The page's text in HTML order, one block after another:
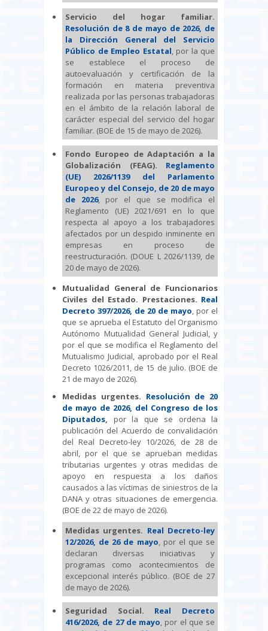
Servicio del hogar familiar.
Resolución de 8 de mayo de 2026, de
la Dirección General del Servicio
Público de Empleo Estatal, por la que
se establece el proceso de
autoevaluación y certificación de la
formación en materia preventiva
realizada por las personas trabajadoras
en el ámbito de la relación laboral de
carácter especial del servicio del hogar
familiar. (BOE de 15 de mayo de 2026).
Fondo Europeo de Adaptación a la
Globalización (FEAG). Reglamento
(UE) 2026/1139 del Parlamento
Europeo y del Consejo, de 20 de mayo
de 2026, por el que se modifica el
Reglamento (UE) 2021/691 en lo que
respecta al apoyo a los trabajadores
afectados por un despido inminente en
empresas en proceso de
reestructuración. (DOUE L 2026/1139, de
20 de mayo de 2026).
Mutualidad General de Funcionarios
Civiles del Estado. Prestaciones. Real
Decreto 397/2026, de 20 de mayo, por el
que se aprueba el Estatuto del Organismo
Autónomo Mutualidad General Judicial, y
por el que se modifica el Reglamento del
Mutualismo Judicial, aprobado por el Real
Decreto 1026/2011, de 15 de julio. (BOE de
21 de mayo de 2026).
Medidas urgentes. Resolución de 20
de mayo de 2026, del Congreso de los
Diputados, por la que se ordena la
publicación del Acuerdo de convalidación
del Real Decreto-ley 10/2026, de 28 de
abril, por el que se aprueban medidas
tributarias urgentes y otras medidas de
apoyo en respuesta a los daños
causados a las víctimas de siniestros de la
DANA y otras situaciones de emergencia.
(BOE de 22 de mayo de 2026).
Medidas urgentes. Real Decreto-ley
12/2026, de 26 de mayo, por el que se
declaran diversas iniciativas y
programas como acontecimientos de
excepcional interés público. (BOE de 27
de mayo de 2026).
Seguridad Social. Real Decreto
416/2026, de 27 de mayo, por el que se